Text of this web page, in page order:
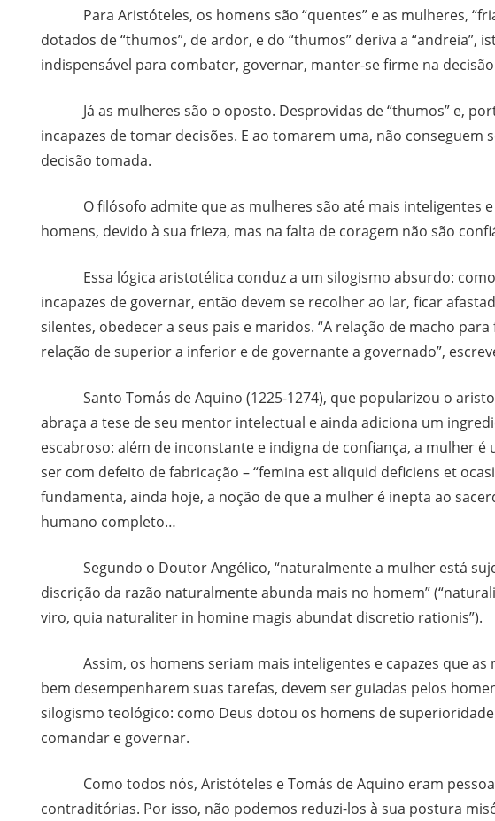
Para Aristóteles, os homens são “quentes” e as mulheres,
dotados de “thumos”, de ardor, e do “thumos” deriva a “andreia”,
indispensável para combater, governar, manter-se firme na
Já as mulheres são o oposto. Desprovidas de “thumos” e,
incapazes de tomar decisões. E ao tomarem uma, não conseguem
decisão tomada.
O filósofo admite que as mulheres são até mais inteligentes e
homens, devido à sua frieza, mas na falta de coragem não são
Essa lógica aristotélica conduz a um silogismo absurdo: como
incapazes de governar, então devem se recolher ao lar, ficar
silentes, obedecer a seus pais e maridos. “A relação de macho
relação de superior a inferior e de governante a governado”,
Santo Tomás de Aquino (1225-1274), que popularizou o
abraça a tese de seu mentor intelectual e ainda adiciona um
escabroso: além de inconstante e indigna de confiança, a mulher é
ser com defeito de fabricação – “femina est aliquid deficiens et
fundamenta, ainda hoje, a noção de que a mulher é inepta ao
humano completo…
Segundo o Doutor Angélico, “naturalmente a mulher está
discrição da razão naturalmente abunda mais no homem”
viro, quia naturaliter in homine magis abundat discretio rationis”).
Assim, os homens seriam mais inteligentes e capazes que as
bem desempenharem suas tarefas, devem ser guiadas pelos
silogismo teológico: como Deus dotou os homens de
comandar e governar.
Como todos nós, Aristóteles e Tomás de Aquino eram
contraditórias. Por isso, não podemos reduzi-los à sua postura